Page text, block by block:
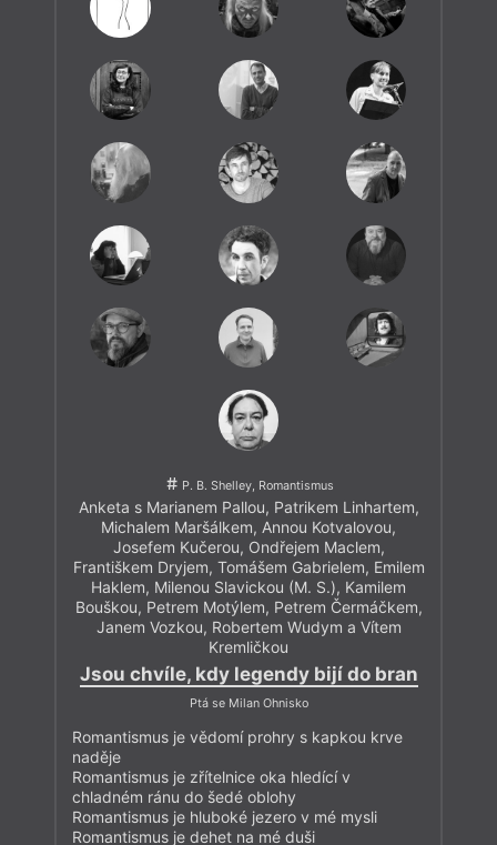
P. B. Shelley, Romantismus
Anketa s Marianem Pallou, Patrikem Linhartem,
Michalem Maršálkem, Annou Kotvalovou,
Josefem Kučerou, Ondřejem Maclem,
Františkem Dryjem, Tomášem Gabrielem, Emilem
Haklem, Milenou Slavickou (M. S.), Kamilem
Bouškou, Petrem Motýlem, Petrem Čermáčkem,
Janem Vozkou, Robertem Wudym a Vítem
Kremličkou
Jsou chvíle, kdy legendy bijí do bran
Ptá se Milan Ohnisko
Romantismus je vědomí prohry s kapkou krve
naděje
Romantismus je zřítelnice oka hledící v
chladném ránu do šedé oblohy
Romantismus je hluboké jezero v mé mysli
Romantismus je dehet na mé duši